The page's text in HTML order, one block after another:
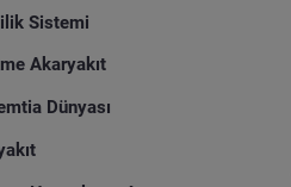
Sistemi
Akaryakıt
Dünyası